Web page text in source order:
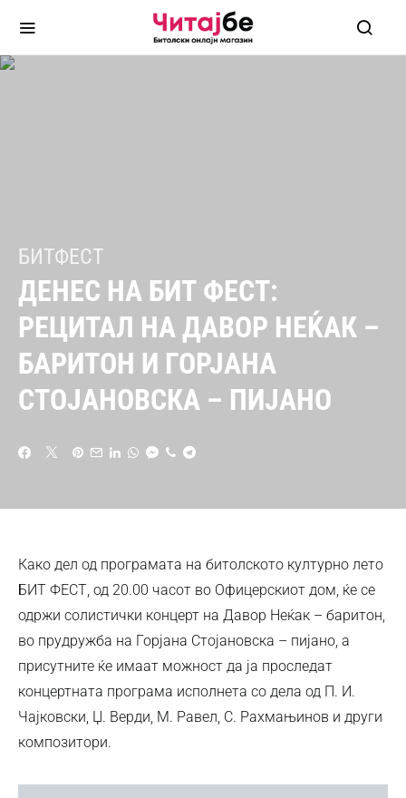
БИТФЕСТ
ДЕНЕС НА БИТ ФЕСТ:
РЕЦИТАЛ НА ДАВОР НЕЌАК –
БАРИТОН И ГОРЈАНА
СТОЈАНОВСКА – ПИЈАНО
Како дел од програмата на битолското културно лето
БИТ ФЕСТ, од 20.00 часот во Офицерскиот дом, ќе се
одржи солистички концерт на Давор Неќак – баритон,
во прудружба на Горјана Стојановска – пијано, а
присутните ќе имаат можност да ја проследат
концертната програма исполнета со дела од П. И.
Чајковски, Џ. Верди, М. Равел, С. Рахмањинов и други
композитори.